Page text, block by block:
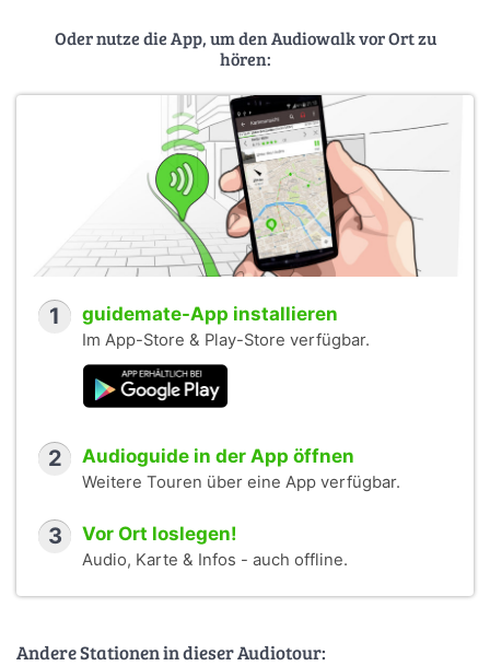
Oder nutze die App, um den Audiowalk vor Ort zu
hören:
1 guidemate-App installieren
Im App-Store & Play-Store verfügbar.
2 Audioguide in der App öffnen
Weitere Touren über eine App verfügbar.
3 Vor Ort loslegen!
Audio, Karte & Infos - auch offline.
Andere Stationen in dieser Audiotour: